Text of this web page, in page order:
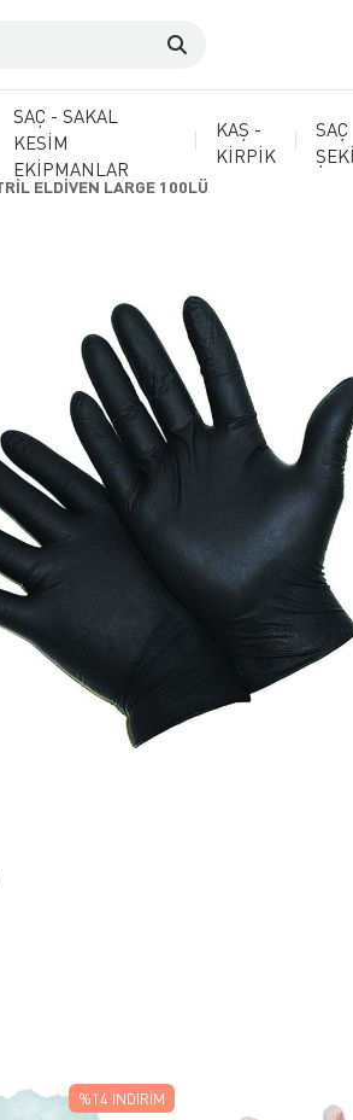
SAÇ - SAKAL
KESİM
EKİPMANLAR
KAŞ -
KİRPİK
SAÇ
ELDİVEN LARGE 100LÜ
%14 İNDIRIM